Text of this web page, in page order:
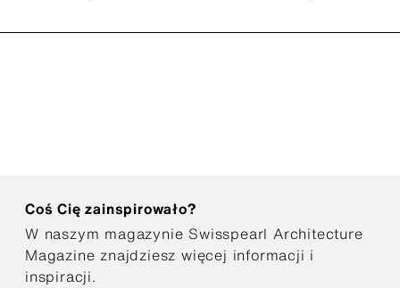
Coś Cię zainspirowało?
W naszym magazynie Swisspearl Architecture
Magazine znajdziesz więcej informacji i
inspiracji.